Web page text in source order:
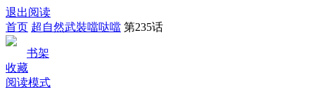
退出阅读
首页 超自然武裝噹哒噹 第235话
书架
收藏
阅读模式